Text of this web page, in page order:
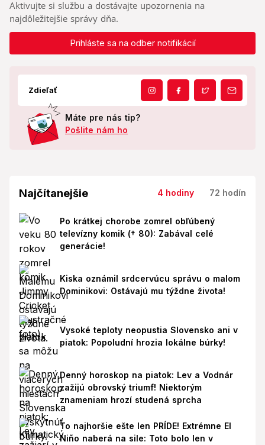
Aktivujte si službu a dostávajte upozornenia na
najdôležitejšie správy dňa.
Prihláste sa na odber notifikácií
Zdieľať
Máte pre nás tip?
Pošlite nám ho
Najčítanejšie 4 hodiny 72 hodín
Po krátkej chorobe zomrel obľúbený
televízny komik († 80): Zabával celé
generácie!
Kiska oznámil srdcervúcu správu o malom
Dominikovi: Ostávajú mu týždne života!
Vysoké teploty neopustia Slovensko ani v
piatok: Popoludní hrozia lokálne búrky!
Denný horoskop na piatok: Lev a Vodnár
zažijú obrovský triumf! Niektorým
znameniam hrozí studená sprcha
To najhoršie ešte len PRÍDE! Extrémne El
Niño naberá na sile: Toto bolo len v